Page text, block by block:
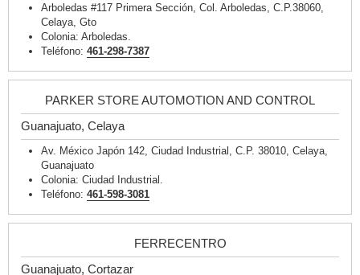
Arboledas #117 Primera Sección, Col. Arboledas, C.P.38060,
Celaya, Gto
Colonia: Arboledas.
Teléfono: 461-298-7387
PARKER STORE AUTOMOTION AND CONTROL
Guanajuato, Celaya
Av. México Japón 142, Ciudad Industrial, C.P. 38010, Celaya,
Guanajuato
Colonia: Ciudad Industrial.
Teléfono: 461-598-3081
FERRECENTRO
Guanajuato, Cortazar